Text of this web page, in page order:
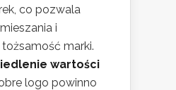
co pozwala
i
marki.
wartości
logo powinno